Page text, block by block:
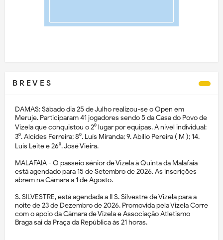
B R E V E S
DAMAS: Sábado dia 25 de Julho realizou-se o Open em
Meruje. Participaram 41 jogadores sendo 5 da Casa do Povo de
Vizela que conquistou o 2⁰ lugar por equipas. A nível individual:
3⁰. Alcides Ferreira; 8⁰. Luís Miranda; 9. Abílio Pereira ( M ); 14.
Luís Leite e 26⁰. José Vieira.
MALAFAIA - O passeio sénior de Vizela à Quinta da Malafaia
está agendado para 15 de Setembro de 2026. As inscrições
abrem na Câmara a 1 de Agosto.
S. SILVESTRE, está agendada a II S. Silvestre de Vizela para a
noite de 23 de Dezembro de 2026. Promovida pela Vizela Corre
com o apoio da Câmara de Vizela e Associação Atletismo
Braga sai da Praça da República às 21 horas.